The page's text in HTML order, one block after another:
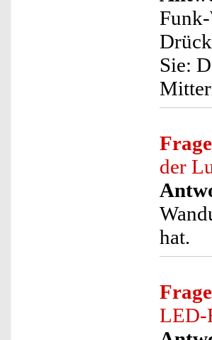
Sie:
Frage
der
hat.
Frage
LED-